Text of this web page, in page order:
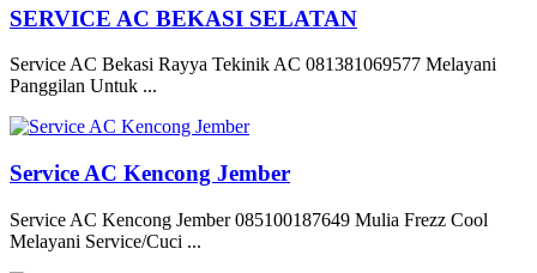
SERVICE AC BEKASI SELATAN
Service AC Bekasi Rayya Tekinik AC 081381069577 Melayani
Panggilan Untuk ...
Service AC Kencong Jember
Service AC Kencong Jember 085100187649 Mulia Frezz Cool
Melayani Service/Cuci ...